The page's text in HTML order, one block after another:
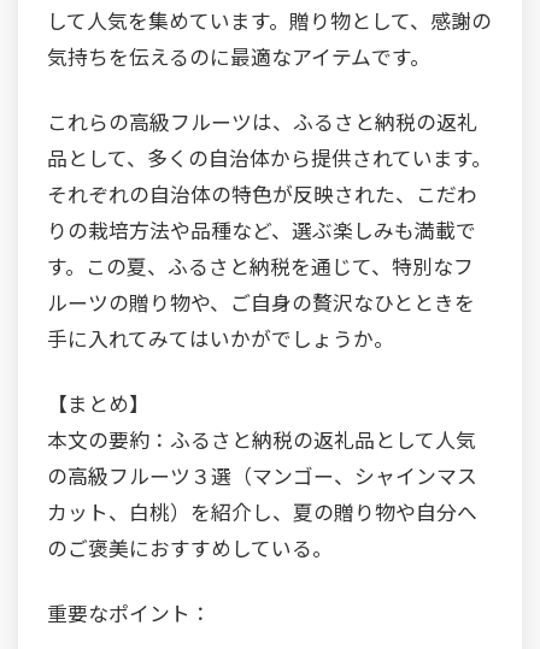
して人気を集めています。贈り物として、感謝の
気持ちを伝えるのに最適なアイテムです。
これらの高級フルーツは、ふるさと納税の返礼
品として、多くの自治体から提供されています。
それぞれの自治体の特色が反映された、こだわ
りの栽培方法や品種など、選ぶ楽しみも満載で
す。この夏、ふるさと納税を通じて、特別なフ
ルーツの贈り物や、ご自身の贅沢なひとときを
手に入れてみてはいかがでしょうか。
【まとめ】
本文の要約：ふるさと納税の返礼品として人気
の高級フルーツ３選（マンゴー、シャインマス
カット、白桃）を紹介し、夏の贈り物や自分へ
のご褒美におすすめしている。
重要なポイント：